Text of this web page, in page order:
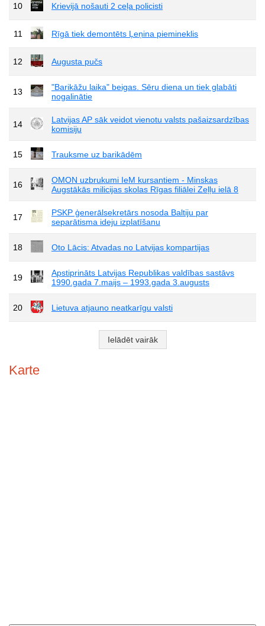
10 Krievijā nošauti 2 ceļa policisti
11 Rīgā tiek demontēts Ļeņina piemineklis
12 Augusta pučs
13
"Barikāžu laika" beigas. Sēru diena un tiek glabāti
nogalinātie
14
Latvijas AP sāk veidot vienotu valsts pašaizsardzības
komisiju
15 Trauksme uz barikādēm
16
OMON uzbrukumi IeM kursantiem - Minskas
Augstākās milicijas skolas Rīgas filiālei Zeļļu ielā 8
17
PSKP ģenerālsekretārs nosoda Baltiju par
separātisma ideju izplatīšanu
18 Oto Lācis: Atvadas no Latvijas kompartijas
19
Apstiprināts Latvijas Republikas valdības sastāvs
1990.gada 7.maijs – 1993.gada 3.augusts
20 Lietuva atjauno neatkarīgu valsti
Ielādēt vairāk
Karte